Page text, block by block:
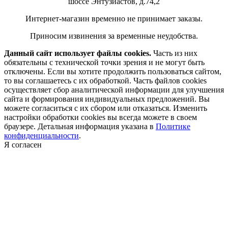
Интернет-магазин временно не принимает заказы.
Приносим извинения за временные неудобства.
Данный сайт использует файлы cookies. Часть из них
обязательны с технической точки зрения и не могут быть
отключены. Если вы хотите продолжить пользоваться сайтом,
то вы соглашаетесь с их обработкой. Часть файлов cookies
осуществляет сбор аналитической информации для улучшения
сайта и формирования индивидуальных предложений. Вы
можете согласиться с их сбором или отказаться. Изменить
настройки обработки cookies вы всегда можете в своем
браузере. Детальная информация указана в Политике
конфиденциальности.
Я согласен